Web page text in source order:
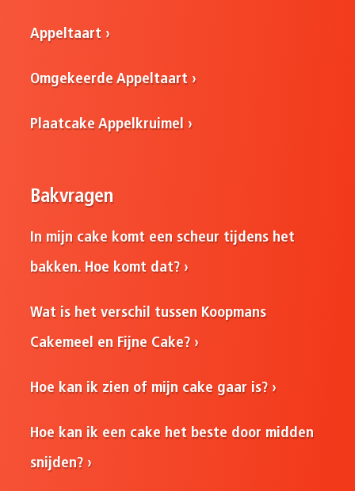
Appeltaart
Omgekeerde Appeltaart
Plaatcake Appelkruimel
Bakvragen
In mijn cake komt een scheur tijdens het
bakken. Hoe komt dat?
Wat is het verschil tussen Koopmans
Cakemeel en Fijne Cake?
Hoe kan ik zien of mijn cake gaar is?
Hoe kan ik een cake het beste door midden
snijden?